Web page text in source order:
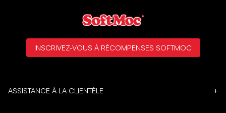
ASSISTANCE À LA CLIENTÈLE +
INSCRIVEZ-VOUS À RÉCOMPENSES SOFTMOC